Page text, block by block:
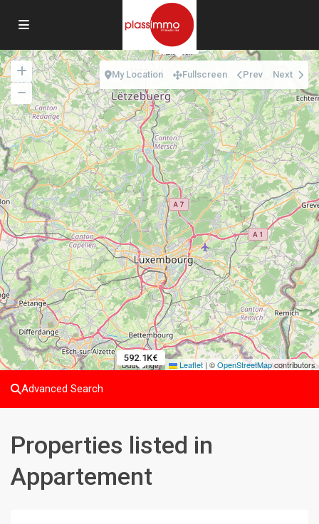
634K€
1050€
592.1K€
Leaflet | ©OpenStreetMapcontributors
My Location Fullscreen Prev Next
Advanced Search
Properties listed in
Appartement